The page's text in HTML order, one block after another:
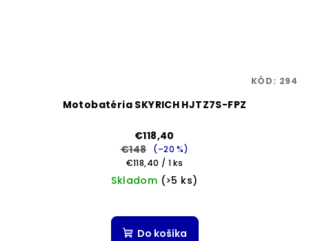
Motobatéria SKYRICH HJTZ7S-FPZ
€118,40
€148
(–20 %)
Jednotková
cena:
€118,40 / 1 ks
Skladom (>5 ks)
hodnotenie
produktu
Do košíka
KÓD: 294